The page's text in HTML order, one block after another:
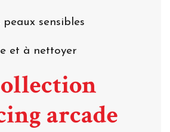
sensibles
et à nettoyer
arcade